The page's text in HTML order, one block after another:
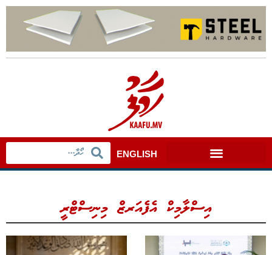
ENGLISH
އިސްލާމިކް އެފެއަރޒް މިނިސްޓްރީ